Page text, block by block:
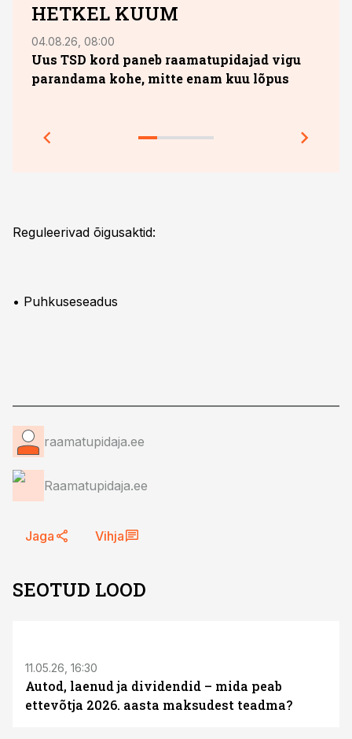
HETKEL KUUM
04.08.26, 08:00
Uus TSD kord paneb raamatupidajad vigu
parandama kohe, mitte enam kuu lõpus
Reguleerivad õigusaktid:
• Puhkuseseadus
raamatupidaja.ee
Raamatupidaja.ee
Jaga Vihja
SEOTUD LOOD
11.05.26, 16:30
Autod, laenud ja dividendid – mida peab
ettevõtja 2026. aasta maksudest teadma?